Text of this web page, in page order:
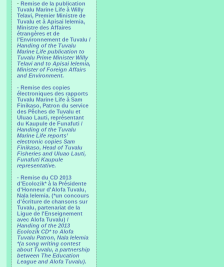
- Remise de la publication
Tuvalu Marine Life à Willy
Telavi, Premier Ministre de
Tuvalu et à Apisai Ielemia,
Ministre des Affaires
étrangères et de
l'Environnement de Tuvalu /
Handing of the Tuvalu
Marine Life publication to
Tuvalu Prime Minister Willy
Telavi and to Apisai Ielemia,
Minister of Foreign Affairs
and Environment.
- Remise des copies
électroniques des rapports
Tuvalu Marine Life à Sam
Finikaso, Patron du service
des Pêches de Tuvalu et
Uluao Lauti, représentant
du Kaupule de Funafuti /
Handing of the Tuvalu
Marine Life reports’
electronic copies Sam
Finikaso, Head of Tuvalu
Fisheries and Uluao Lauti,
Funafuti Kaupule
representative.
- Remise du CD 2013
d'Ecolozik* à la Présidente
d'Honneur d'Alofa Tuvalu,
Nala Ielemia. (*un concours
d'écriture de chansons sur
Tuvalu, partenariat de la
Ligue de l'Enseignement
avec Alofa Tuvalu) /
Handing of the 2013
Ecolozik CD* to Alofa
Tuvalu Patron, Nala Ielemia
*(a song writing contest
about Tuvalu, a partnership
between The Education
League and Alofa Tuvalu).